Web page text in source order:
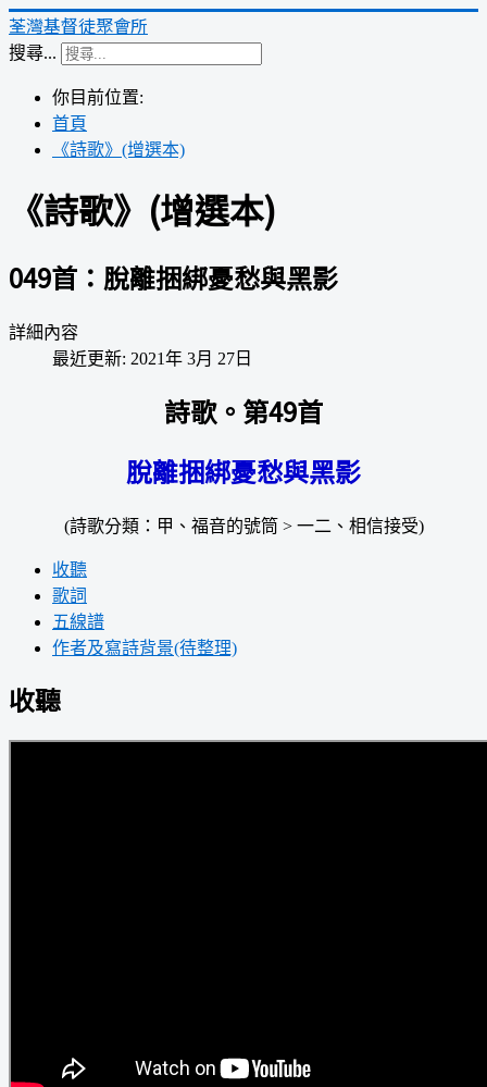
荃灣基督徒聚會所
搜尋...
你目前位置:
首頁
《詩歌》(增選本)
《詩歌》(增選本)
049首：脫離捆綁憂愁與黑影
詳細內容
最近更新: 2021年 3月 27日
詩歌。第49首
脫離捆綁憂愁與黑影
(詩歌分類：甲、福音的號筒 > 一二、相信接受)
收聽
歌詞
五線譜
作者及寫詩背景(待整理)
收聽